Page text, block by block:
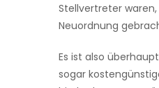
Stellvertreter
Neu­ordnung
Es ist also
sogar